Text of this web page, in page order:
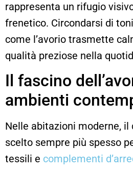
rappresenta un rifugio
frenetico. Circondarsi di
come l’avorio trasmette
qualità preziose nella
Il fascino
ambienti
Nelle abitazioni moderne, il
scelto sempre più spesso
tessili e complementi